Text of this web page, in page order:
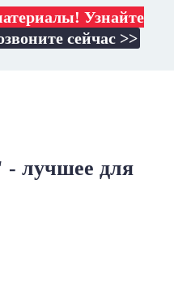
Узнайте
сейчас >>
лучшее для